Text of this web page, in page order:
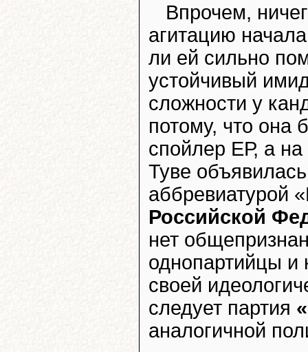
Впрочем,
агитацию
ли ей сильно
устойчивый
сложности у
потому, что она
спойлер ЕР, а на
Туве
аббревиатурой
Российской
нет
однопартийцы и
своей
следует партия
аналогичной